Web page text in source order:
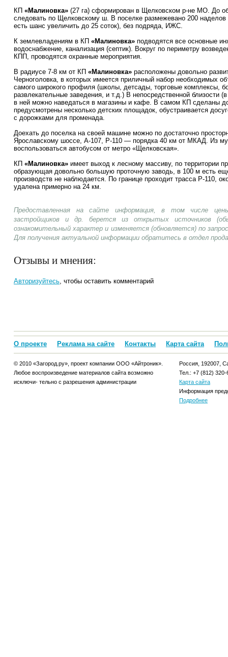
КП «Малиновка» (27 га) сформирован в Щелковском р-не МО. До
следовать по Щелковскому ш. В поселке размежевано 200
есть шанс увеличить до 25 соток), без подряда, ИЖС.
К землевладениям в КП «Малиновка» подводятся все основные
водоснабжение, канализация (септик). Вокруг по периметру
КПП, проводятся охранные мероприятия.
В радиусе 7-8 км от КП «Малиновка» расположены довольно
Черноголовка, в которых имеется приличный набор необходимых
самого широкого профиля (школы, детсады, торговые комплексы,
развлекательные заведения, и т.д.) В непосредственной
в ней можно наведаться в магазины и кафе. В самом КП сделаны
предусмотрены несколько детских площадок, обустраивается
с дорожками для променада.
Доехать до поселка на своей машине можно по достаточно
Ярославскому шоссе, А-107, Р-110 — порядка 40 км от МКАД. Из
воспользоваться автобусом от метро «Щелковская».
КП «Малиновка» имеет выход к лесному массиву, по территории
образующая довольно большую проточную заводь, в 100 м есть
производств не наблюдается. По границе проходит трасса Р-110,
удалена примерно на 24 км.
Предоставленная на сайте информация, в том числе
застройщиков и др. берется из открытых источников
ознакомительный характер и изменяется (обновляется) по
Для получения актуальной информации обратитесь в отдел
Отзывы и мнения:
Авторизуйтесь, чтобы оставить комментарий
О проекте Реклама на сайте Контакты Карта сайта
© 2010 «Загород.ру», проект компании ООО «Айтроник».
Любое воспроизведение материалов сайта возможно
исключи- тельно с разрешения администрации
Россия, 192007,
Тел.: +7 (812) 320-
Карта сайта
Информация
Подробнее